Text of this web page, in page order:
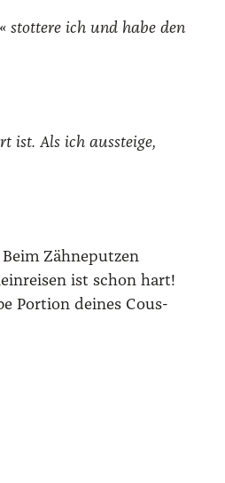
stot­te­re ich und habe den
ist. Als ich aus­stei­ge,
Zäh­ne­put­zen
ist schon hart!
Por­ti­on dei­nes Cous­